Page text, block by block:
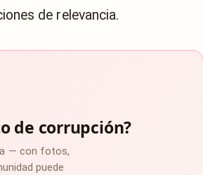
de relevancia.
de corrupción?
— con fotos,
puede